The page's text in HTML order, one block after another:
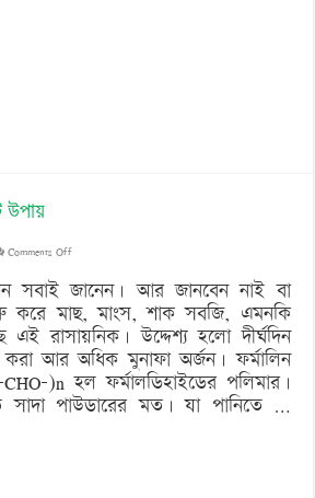
উপায়
Comments Offon
ফরমালিন
দূর
করার
৬টি
উপায়
সবাই জানেন। আর জানবেন নাই বা
মাছ, মাংস, শাক সবজি, এমনকি
এই রাসায়নিক। উদ্দেশ্য হলো দীর্ঘদিন
করা আর অধিক মুনাফা অর্জন। ফর্মালিন
)n হল ফর্মালডিহাইডের পলিমার।
সাদা পাউডারের মত। যা পানিতে …